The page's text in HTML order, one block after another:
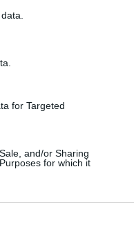
for Targeted
and/or Sharing
for which it
per il
nemmeno